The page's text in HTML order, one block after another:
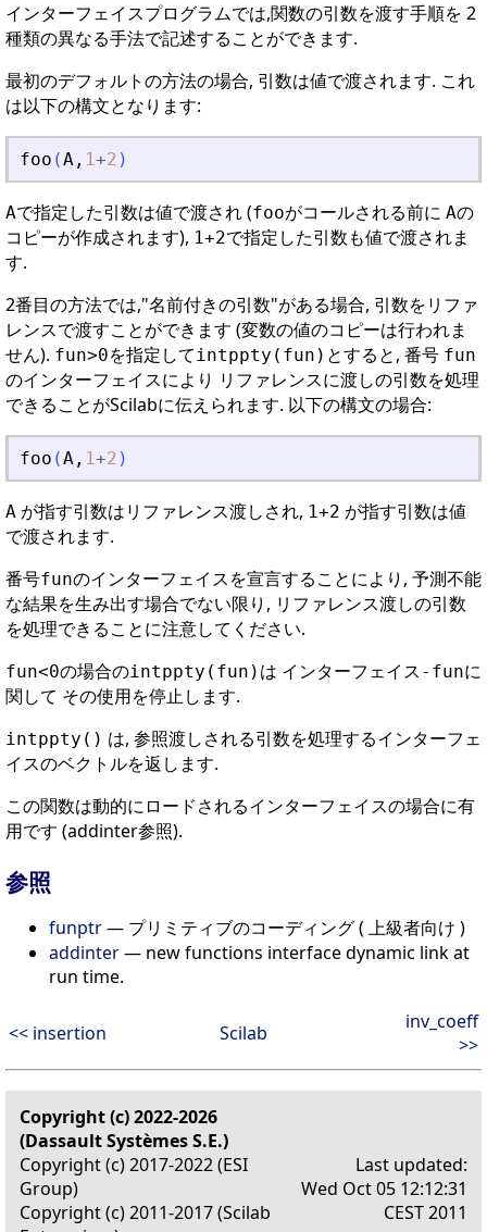
インターフェイスプログラムでは,関数の引数を渡す手順を 2
種類の異なる手法で記述することができます.
最初のデフォルトの方法の場合, 引数は値で渡されます. これ
は以下の構文となります:
foo (A , 1+2 )
Aで指定した引数は値で渡され (fooがコールされる前に Aの
コピーが作成されます), 1+2で指定した引数も値で渡されま
す.
2番目の方法では,"名前付きの引数"がある場合, 引数をリファ
レンスで渡すことができます (変数の値のコピーは行われま
せん). fun>0を指定してintppty(fun) とすると, 番号 fun
のインターフェイスにより リファレンスに渡しの引数を処理
できることがScilabに伝えられます. 以下の構文の場合:
foo (A , 1+2 )
A が指す引数はリファレンス渡しされ, 1+2 が指す引数は値
で渡されます.
番号funのインターフェイスを宣言することにより, 予測不能
な結果を生み出す場合でない限り, リファレンス渡しの引数
を処理できることに注意してください.
fun<0の場合のintppty(fun) は インターフェイス -funに
関して その使用を停止します.
intppty() は, 参照渡しされる引数を処理するインターフェ
イスのベクトルを返します.
この関数は動的にロードされるインターフェイスの場合に有
用です (addinter参照).
参照
funptr— プリミティブのコーディング ( 上級者向け )
addinter— new functions interface dynamic link at
run time.
<< insertion Scilab
inv_coeff
>>
Copyright (c) 2022-2026
(Dassault Systèmes S.E.)
Copyright (c) 2017-2022 (ESI
Group)
Copyright (c) 2011-2017 (Scilab
Last updated:
Wed Oct 05 12:12:31
CEST 2011